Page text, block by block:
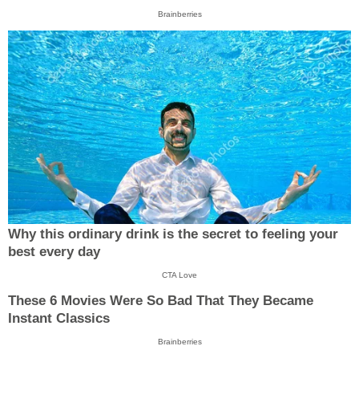
Brainberries
Why this ordinary drink is the secret to feeling your
best every day
CTA Love
These 6 Movies Were So Bad That They Became
Instant Classics
Brainberries